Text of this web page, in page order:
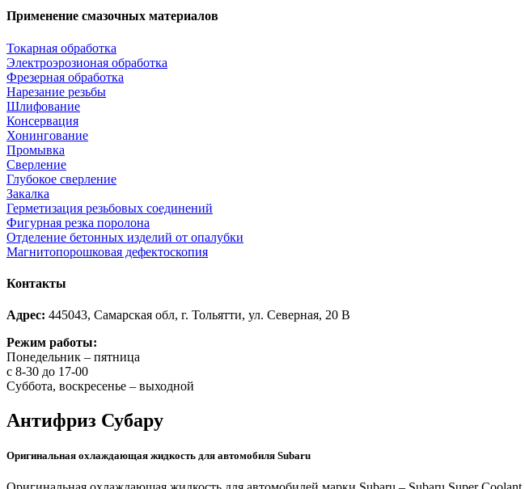
Применение смазочных материалов
Токарная обработка
Электроэрозионая обработка
Фрезерная обработка
Нарезание резьбы
Шлифование
Консервация
Хонингование
Промывка
Сверление
Глубокое сверление
Закалка
Герметизация резьбовых соединений
Фигурная резка поролона
Отделение бетонных изделий от опалубки
Магнитопорошковая дефектоскопия
Контакты
Адрес: 445043, Самарская обл, г. Тольятти, ул. Северная, 20 В
Режим работы:
Понедельник – пятница
с 8-30 до 17-00
Суббота, воскресенье – выходной
Антифриз Субару
Оригинальная охлаждающая жидкость для автомобиля Subaru